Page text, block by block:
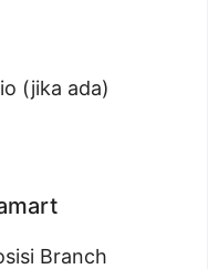
(jika ada)
Branch